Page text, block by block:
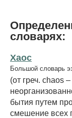
словарях:
Хаос
Большой словарь
(от греч. chaos
бытия путем
смешение всех